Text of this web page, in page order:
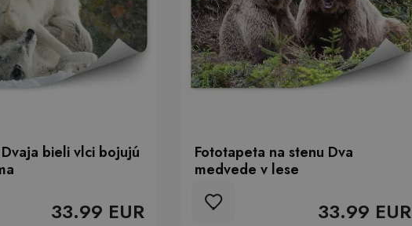
bieli vlci bojujú
33.99 EUR
Fototapeta na stenu Dva
medvede v lese
33.99 EUR